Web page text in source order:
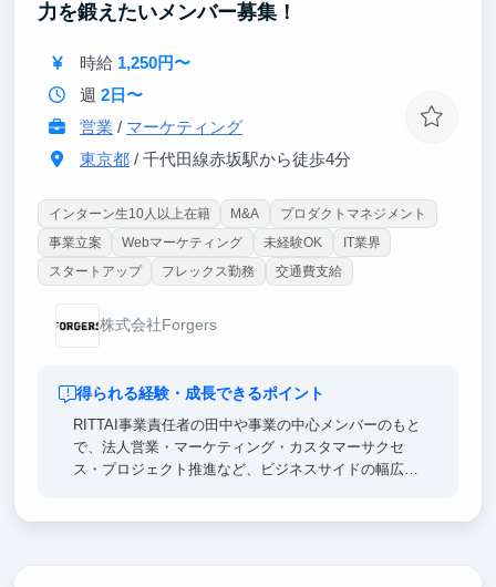
力を鍛えたいメンバー募集！
時給 1,250円〜
週 2日〜
営業 / マーケティング
東京都/ 千代田線赤坂駅から徒歩4分
インターン生10人以上在籍 M&A
プロダクトマネジメント
事業立案
Webマーケティング 未経験OK
IT業界
スタートアップ
フレックス勤務 交通費支給
株式会社Forgers
得られる経験・成長できるポイント
RITTAI事業責任者の田中や事業の中心メンバーのもと
で、法人営業・マーケティング・カスタマーサクセ
ス・プロジェクト推進など、ビジネスサイドの幅広い